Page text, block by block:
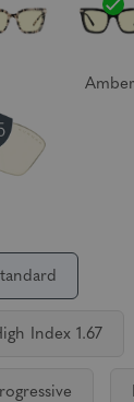
Amber
Index 1.67